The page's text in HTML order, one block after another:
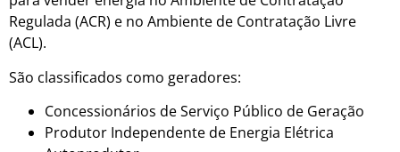
Regulada (ACR) e no Ambiente de Contratação Livre
(ACL).
São classificados como geradores:
Concessionários de Serviço Público de Geração
Produtor Independente de Energia Elétrica